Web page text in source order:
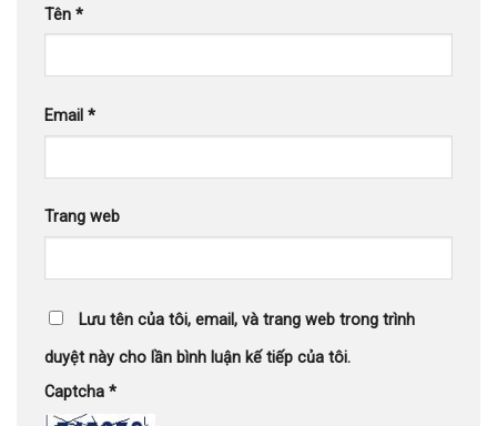
Tên *
Email *
Trang web
Lưu tên của tôi, email, và trang web trong trình
duyệt này cho lần bình luận kế tiếp của tôi.
Captcha *